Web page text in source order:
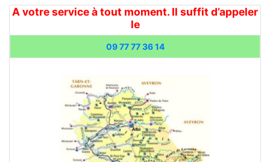
A votre service à tout moment. Il suffit d’appeler
le
09 77 77 36 14